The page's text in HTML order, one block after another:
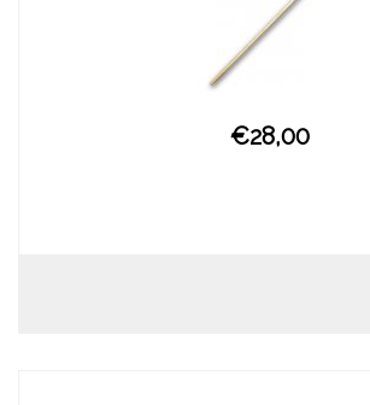
€28,00